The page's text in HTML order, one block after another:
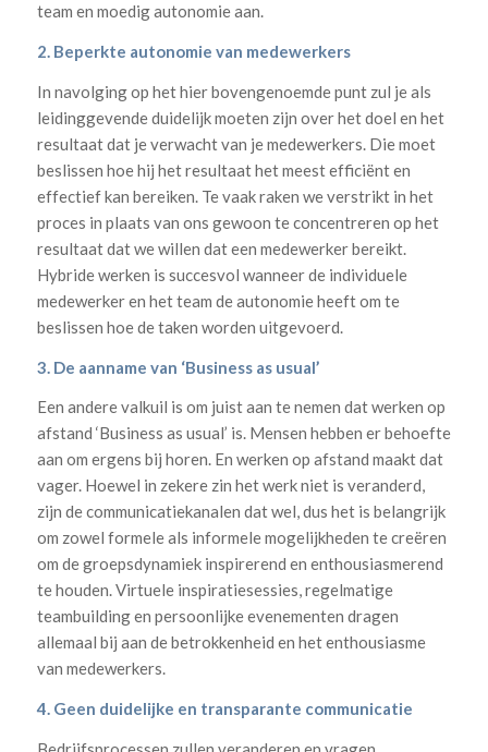
team en moedig autonomie aan.
2. Beperkte autonomie van medewerkers
In navolging op het hier bovengenoemde punt zul je als
leidinggevende duidelijk moeten zijn over het doel en het
resultaat dat je verwacht van je medewerkers. Die moet
beslissen hoe hij het resultaat het meest efficiënt en
effectief kan bereiken. Te vaak raken we verstrikt in het
proces in plaats van ons gewoon te concentreren op het
resultaat dat we willen dat een medewerker bereikt.
Hybride werken is succesvol wanneer de individuele
medewerker en het team de autonomie heeft om te
beslissen hoe de taken worden uitgevoerd.
3. De aanname van ‘Business as usual’
Een andere valkuil is om juist aan te nemen dat werken op
afstand ‘Business as usual’ is. Mensen hebben er behoefte
aan om ergens bij horen. En werken op afstand maakt dat
vager. Hoewel in zekere zin het werk niet is veranderd,
zijn de communicatiekanalen dat wel, dus het is belangrijk
om zowel formele als informele mogelijkheden te creëren
om de groepsdynamiek inspirerend en enthousiasmerend
te houden. Virtuele inspiratiesessies, regelmatige
teambuilding en persoonlijke evenementen dragen
allemaal bij aan de betrokkenheid en het enthousiasme
van medewerkers.
4. Geen duidelijke en transparante communicatie